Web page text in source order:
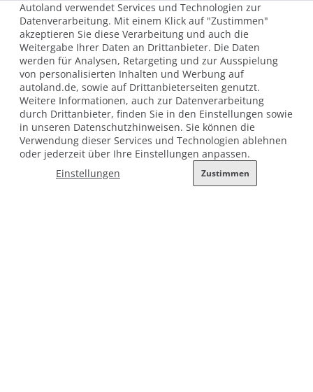
Öffnungszeiten
geöffnet 8 - 20 Uhr
Samstag bis 18 Uhr
Sonn- und Feiertags immer große Autoschau bis 18 Uhr
Folgen Sie uns
unverbindliche Preisempfehlung bzw. Preisvorteil ggü. der UVP des Herstellers am
Autoland verwendet Services und Technologien zur
Datenverarbeitung. Mit einem Klick auf "Zustimmen"
akzeptieren Sie diese Verarbeitung und auch die
Weitergabe Ihrer Daten an Drittanbieter. Die Daten
werden für Analysen, Retargeting und zur Ausspielung
von personalisierten Inhalten und Werbung auf
autoland.de, sowie auf Drittanbieterseiten genutzt.
Weitere Informationen, auch zur Datenverarbeitung
durch Drittanbieter, finden Sie in den Einstellungen sowie
in unseren Datenschutzhinweisen. Sie können die
Verwendung dieser Services und Technologien ablehnen
oder jederzeit über Ihre Einstellungen anpassen.
Einstellungen
Zustimmen